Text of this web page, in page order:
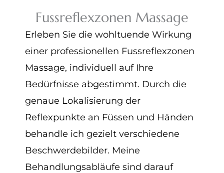
Fussreflexzonen Massage
Erleben Sie die wohltuende Wirkung
einer professionellen Fussreflexzonen
Massage, individuell auf Ihre
Bedürfnisse abgestimmt. Durch die
genaue Lokalisierung der
Reflexpunkte an Füssen und Händen
behandle ich gezielt verschiedene
Beschwerdebilder. Meine
Behandlungsabläufe sind darauf